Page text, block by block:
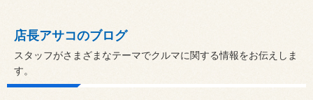
店長アサコのブログ
スタッフがさまざまなテーマでクルマに関する情報をお伝えしま
す。